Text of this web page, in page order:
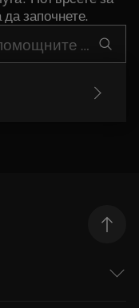
започнете.